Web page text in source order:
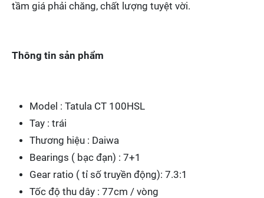
tầm giá phải chăng, chất lượng tuyệt vời.
Thông tin sản phẩm
Model : Tatula CT 100HSL
Tay : trái
Thương hiệu : Daiwa
Bearings ( bạc đạn) : 7+1
Gear ratio ( tỉ số truyền động): 7.3:1
Tốc độ thu dây : 77cm / vòng